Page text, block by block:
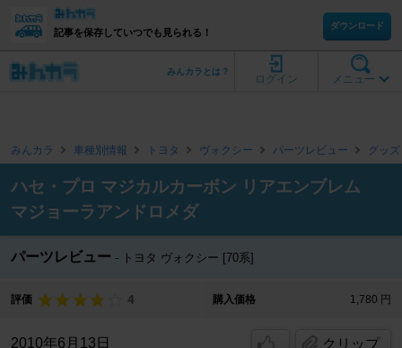
記事を保存していつでも見られる！
ダウンロード
メニュー
ログイン
みんカラとは？
みんカラ 車種別情報 トヨタ ヴォクシー パーツレビュー グッ
ハセ・プロ マジカルカーボン リアエンブレム
マジョーラアンドロメダ
パーツレビュー トヨタ ヴォクシー [70系]
評価 4 購入価格 1,780 円
2010年6月13日 クリップ